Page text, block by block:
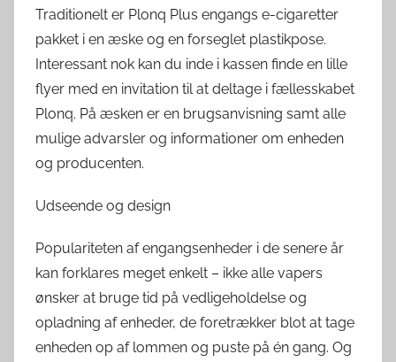
Traditionelt er Plonq Plus engangs e-cigaretter
pakket i en æske og en forseglet plastikpose.
Interessant nok kan du inde i kassen finde en lille
flyer med en invitation til at deltage i fællesskabet
Plonq. På æsken er en brugsanvisning samt alle
mulige advarsler og informationer om enheden
og producenten.
Udseende og design
Populariteten af engangsenheder i de senere år
kan forklares meget enkelt – ikke alle vapers
ønsker at bruge tid på vedligeholdelse og
opladning af enheder, de foretrækker blot at tage
enheden op af lommen og puste på én gang. Og